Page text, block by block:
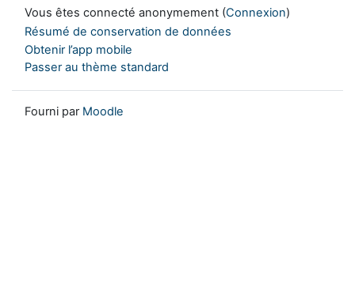
Vous êtes connecté anonymement (Connexion)
Résumé de conservation de données
Obtenir l’app mobile
Passer au thème standard
Fourni par Moodle